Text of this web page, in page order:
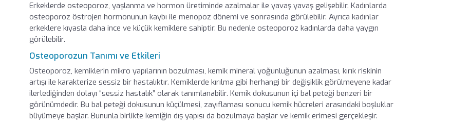
Erkeklerde osteoporoz, yaşlanma ve hormon üretiminde azalmalar ile yavaş yavaş gelişebilir. Kadınlarda
osteoporoz östrojen hormonunun kaybı ile menopoz dönemi ve sonrasında görülebilir. Ayrıca kadınlar
erkeklere kıyasla daha ince ve küçük kemiklere sahiptir. Bu nedenle osteoporoz kadınlarda daha yaygın
görülebilir.
Osteoporozun Tanımı ve Etkileri
Osteoporoz, kemiklerin mikro yapılarının bozulması, kemik mineral yoğunluğunun azalması, kırık riskinin
artışı ile karakterize sessiz bir hastalıktır. Kemiklerde kırılma gibi herhangi bir değişiklik görülmeyene kadar
ilerlediğinden dolayı “sessiz hastalık” olarak tanımlanabilir. Kemik dokusunun içi bal peteği benzeri bir
görünümdedir. Bu bal peteği dokusunun küçülmesi, zayıflaması sonucu kemik hücreleri arasındaki boşluklar
büyümeye başlar. Bununla birlikte kemiğin dış yapısı da bozulmaya başlar ve kemik erimesi gerçekleşir.